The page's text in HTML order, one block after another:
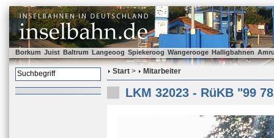
Borkum Juist Baltrum Langeoog Spiekeroog Wangerooge Halligbahnen
Start > Mitarbeiter
LKM 32023 - RüKB "99